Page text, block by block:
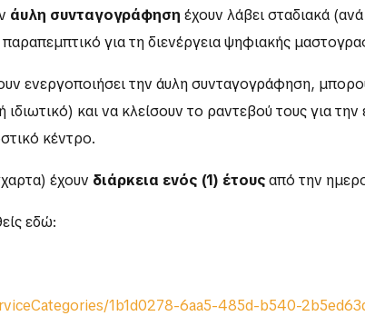
άυλη συνταγογράφηση έχουν λάβει σταδιακά
για τη διενέργεια ψηφιακής
ενεργοποιήσει την άυλη συνταγογράφηση,
ιδιωτικό) και να κλείσουν το ραντεβού τους για
κέντρο.
έχουν διάρκεια ενός (1) έτουςαπό την
εδώ:
1b1d0278-6aa5-485d-b540-